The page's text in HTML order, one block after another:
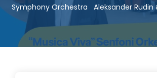
Symphony Orchestra Aleksander Rudin